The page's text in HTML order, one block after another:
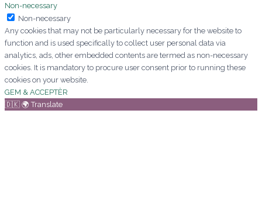
Non-necessary
Non-necessary
Any cookies that may not be particularly necessary for the website to
function and is used specifically to collect user personal data via
analytics, ads, other embedded contents are termed as non-necessary
cookies. It is mandatory to procure user consent prior to running these
cookies on your website.
GEM & ACCEPTÈR
🇩🇰 🌍 Translate